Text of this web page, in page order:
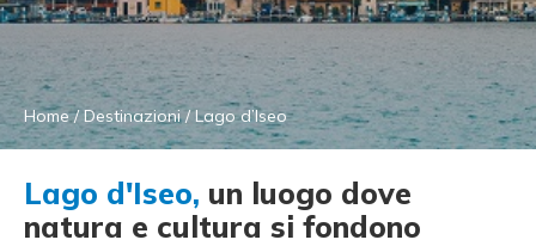
Home/ Destinazioni/Lago d’Iseo
Lago d'Iseo, un luogo dove
natura e cultura si fondono